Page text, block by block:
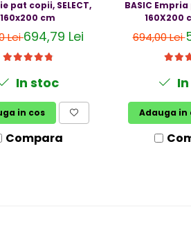
pat copii, SELECT,
160x200 cm
Lei694,79 Lei
In stoc
in cos
Compara
BASIC
160X200
694,00 Lei
Adauga in